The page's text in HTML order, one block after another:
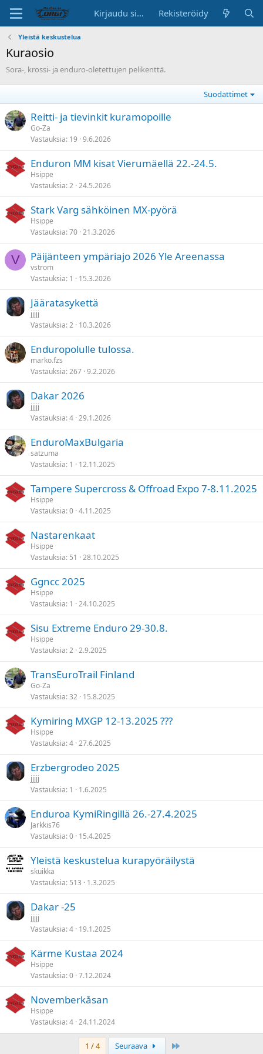
Kirjaudu sisään Rekisteröidy
Yleistä keskustelua
Kuraosio
Sora-, krossi- ja enduro-oletettujen pelikenttä.
Suodattimet
Reitti- ja tievinkit kuramopoille
Go-Za
Vastauksia 19 9.6.2026
Enduron MM kisat Vierumäellä 22.-24.5.
Hsippe
Vastauksia 2 24.5.2026
Stark Varg sähköinen MX-pyörä
Hsippe
Vastauksia 70 21.3.2026
V Päijänteen ympäriajo 2026 Yle Areenassa
vstrom
Vastauksia 1 15.3.2026
Jääratasykettä
jjjjj
Vastauksia 2 10.3.2026
Enduropolulle tulossa.
marko.fzs
Vastauksia 267 9.2.2026
Dakar 2026
jjjjj
Vastauksia 4 29.1.2026
EnduroMaxBulgaria
satzuma
Vastauksia 1 12.11.2025
Tampere Supercross & Offroad Expo 7-8.11.2025
Hsippe
Vastauksia 0 4.11.2025
Nastarenkaat
Hsippe
Vastauksia 51 28.10.2025
Ggncc 2025
Hsippe
Vastauksia 1 24.10.2025
Sisu Extreme Enduro 29-30.8.
Hsippe
Vastauksia 2 2.9.2025
TransEuroTrail Finland
Go-Za
Vastauksia 32 15.8.2025
Kymiring MXGP 12-13.2025 ???
Hsippe
Vastauksia 4 27.6.2025
Erzbergrodeo 2025
jjjjj
Vastauksia 1 1.6.2025
Enduroa KymiRingillä 26.-27.4.2025
Jarkkis76
Vastauksia 0 15.4.2025
Yleistä keskustelua kurapyöräilystä
skuikka
Vastauksia 513 1.3.2025
Dakar -25
jjjjj
Vastauksia 4 19.1.2025
Kärme Kustaa 2024
Hsippe
Vastauksia 0 7.12.2024
Novemberkåsan
Hsippe
Vastauksia 4 24.11.2024
1 / 4 Seuraava